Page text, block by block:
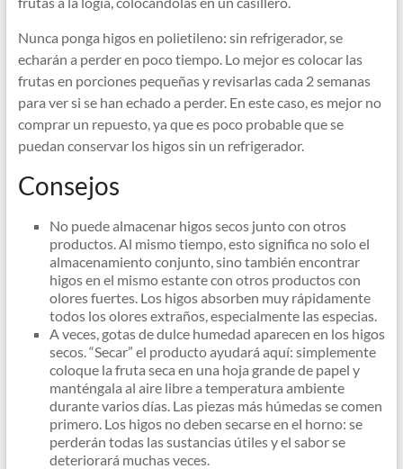
Nunca ponga higos en polietileno: sin refrigerador, se
echarán a perder en poco tiempo. Lo mejor es colocar las
frutas en porciones pequeñas y revisarlas cada 2 semanas
para ver si se han echado a perder. En este caso, es mejor no
comprar un repuesto, ya que es poco probable que se
puedan conservar los higos sin un refrigerador.
Consejos
No puede almacenar higos secos junto con otros
productos. Al mismo tiempo, esto significa no solo el
almacenamiento conjunto, sino también encontrar
higos en el mismo estante con otros productos con
olores fuertes. Los higos absorben muy rápidamente
todos los olores extraños, especialmente las especias.
A veces, gotas de dulce humedad aparecen en los higos
secos. “Secar” el producto ayudará aquí: simplemente
coloque la fruta seca en una hoja grande de papel y
manténgala al aire libre a temperatura ambiente
durante varios días. Las piezas más húmedas se comen
primero. Los higos no deben secarse en el horno: se
perderán todas las sustancias útiles y el sabor se
deteriorará muchas veces.